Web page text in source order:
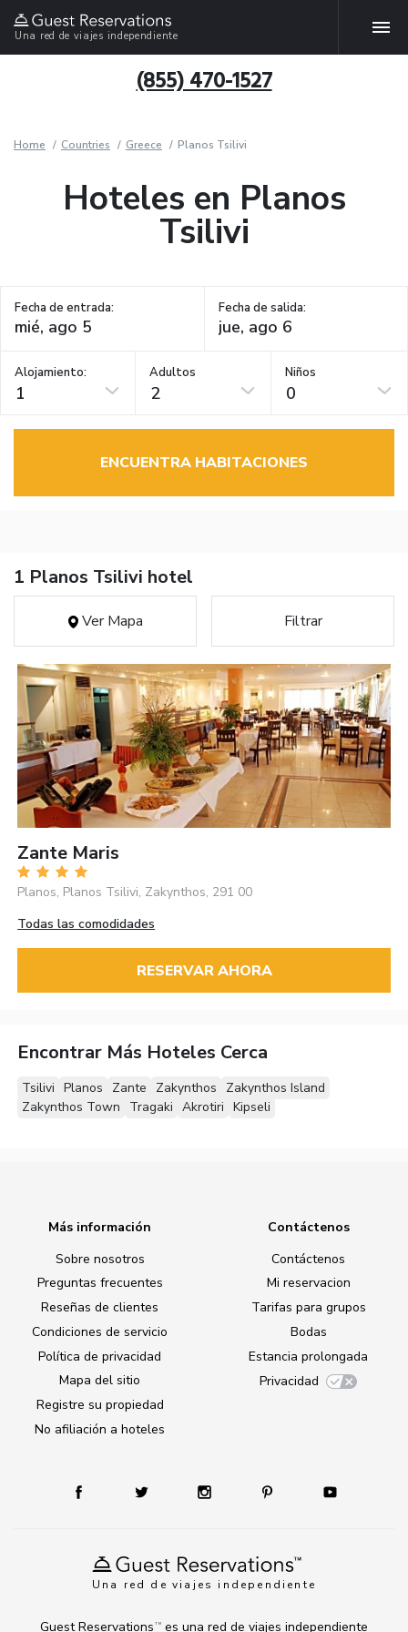
Una red de viajes independiente
(855) 470-1527
Home Countries Greece Planos Tsilivi
Hoteles en Planos
Tsilivi
Fecha de entrada: Fecha de salida:
Alojamiento:
1
Adultos
2
Niños
0
ENCUENTRA HABITACIONES
1 Planos Tsilivi hotel
Ver Mapa Filtrar
Zante Maris
Planos, Planos Tsilivi, Zakynthos, 291 00
Todas las comodidades
RESERVAR AHORA
Encontrar Más Hoteles Cerca
Tsilivi Planos Zante Zakynthos
Zakynthos Island
Zakynthos Town
Tragaki Akrotiri Kipseli
Una red de viajes independiente
Más información
Sobre nosotros
Preguntas frecuentes
Reseñas de clientes
Condiciones de servicio
Política de privacidad
Mapa del sitio
Registre su propiedad
No afiliación a hoteles
Contáctenos
Contáctenos
Mi reservacion
Tarifas para grupos
Bodas
Estancia prolongada
Privacidad
Guest Reservations TM es una red de viajes independiente